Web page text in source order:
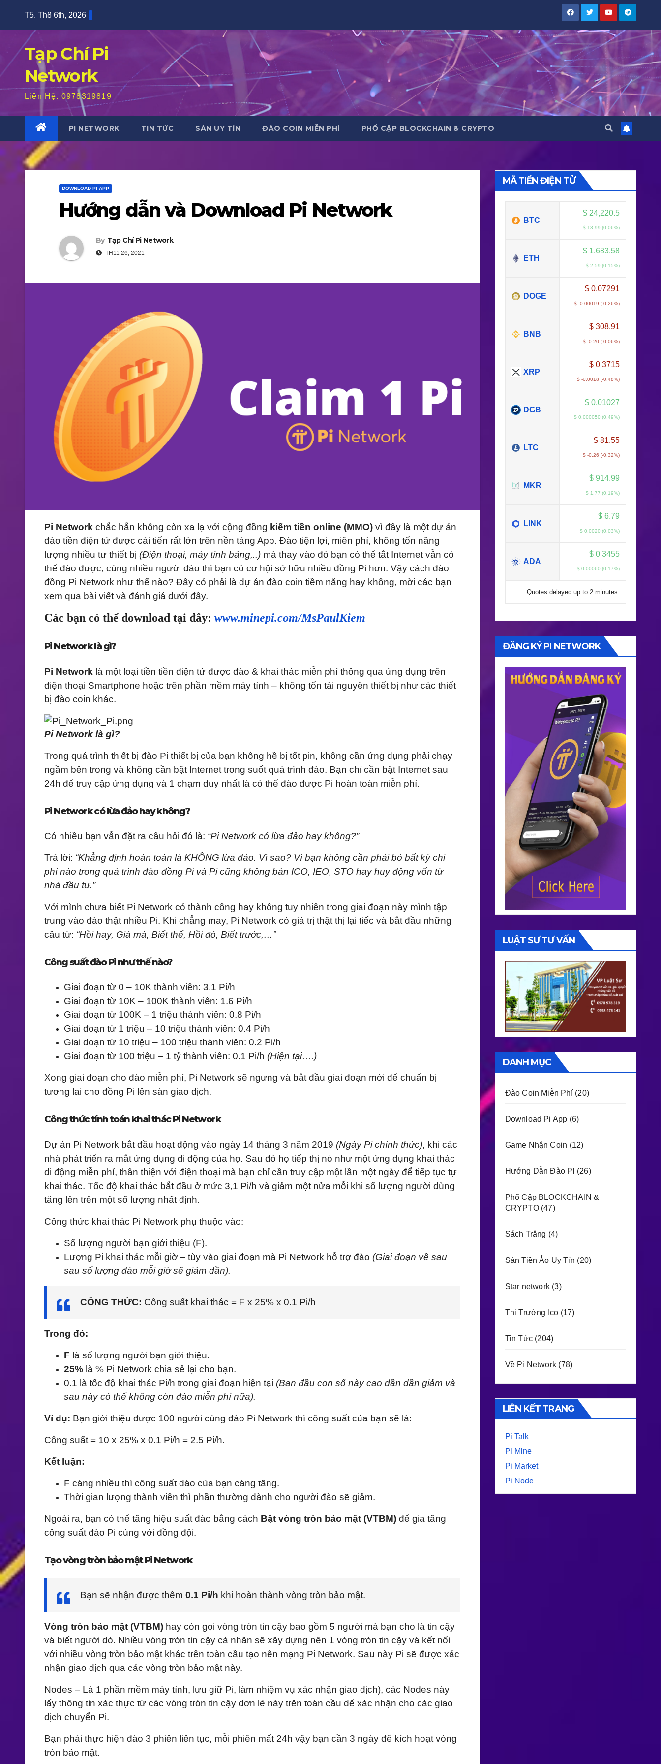
T5. Th8 6th, 2026
Tạp Chí Pi
Network
Liên Hệ: 0978319819
PI NETWORK TIN TỨC SÀN UY TÍN ĐÀO COIN MIỄN PHÍ PHỔ CẬP BLOCKCHAIN & CRYPTO
DOWNLOAD PI APP
Hướng dẫn và Download Pi Network
By Tạp Chí Pi Network
TH11 26, 2021
Pi Network chắc hẳn không còn xa lạ với cộng đồng kiếm tiền online (MMO) vì đây là một dự án
đào tiền điện tử được cải tiến rất lớn trên nền tảng App. Đào tiện lợi, miễn phí, không tốn năng
lượng nhiều tư thiết bị (Điện thoại, máy tính bảng,..) mà thay vào đó bạn có thể tắt Internet vẫn có
thể đào được, cùng nhiều người đào thì bạn có cơ hội sở hữu nhiều đồng Pi hơn. Vậy cách đào
đồng Pi Network như thế nào? Đây có phải là dự án đào coin tiềm năng hay không, mời các bạn
xem qua bài viết và đánh giá dưới đây.
Các bạn có thể download tại đây: www.minepi.com/MsPaulKiem
Pi Network là gì?
Pi Network là một loại tiền tiền điện tử được đào & khai thác miễn phí thông qua ứng dụng trên
điện thoại Smartphone hoặc trên phần mềm máy tính – không tốn tài nguyên thiết bị như các thiết
bị đào coin khác.
Pi Network là gì?
Trong quá trình thiết bị đào Pi thiết bị của bạn không hề bị tốt pin, không cần ứng dụng phải chạy
ngầm bên trong và không cần bật Internet trong suốt quá trình đào. Bạn chỉ cần bật Internet sau
24h để truy cập ứng dụng và 1 chạm duy nhất là có thể đào được Pi hoàn toàn miễn phí.
Pi Network có lừa đảo hay không?
Có nhiều bạn vẫn đặt ra câu hỏi đó là: “Pi Network có lừa đảo hay không?”
Trả lời: “Khẳng định hoàn toàn là KHÔNG lừa đảo. Vì sao? Vì bạn không cần phải bỏ bất kỳ chi
phí nào trong quá trình đào đồng Pi và Pi cũng không bán ICO, IEO, STO hay huy động vốn từ
nhà đầu tư.”
Với mình chưa biết Pi Network có thành công hay không tuy nhiên trong giai đoạn này mình tập
trung vào đào thật nhiều Pi. Khi chẳng may, Pi Network có giá trị thật thị lại tiếc và bắt đầu những
câu từ: “Hồi hay, Giá mà, Biết thế, Hồi đó, Biết trước,…”
Công suất đào Pi như thế nào?
Giai đoạn từ 0 – 10K thành viên: 3.1 Pi/h
Giai đoạn từ 10K – 100K thành viên: 1.6 Pi/h
Giai đoạn từ 100K – 1 triệu thành viên: 0.8 Pi/h
Giai đoạn từ 1 triệu – 10 triệu thành viên: 0.4 Pi/h
Giai đoạn từ 10 triệu – 100 triệu thành viên: 0.2 Pi/h
Giai đoạn từ 100 triệu – 1 tỷ thành viên: 0.1 Pi/h (Hiện tại….)
Xong giai đoạn cho đào miễn phí, Pi Network sẽ ngưng và bắt đầu giai đoạn mới để chuẩn bị
tương lai cho đồng Pi lên sàn giao dịch.
Công thức tính toán khai thác Pi Network
Dự án Pi Network bắt đầu hoạt động vào ngày 14 tháng 3 năm 2019 (Ngày Pi chính thức), khi các
nhà phát triển ra mắt ứng dụng di động của họ. Sau đó họ tiếp thị nó như một ứng dụng khai thác
di động miễn phí, thân thiện với điện thoại mà bạn chỉ cần truy cập một lần một ngày để tiếp tục tự
khai thác. Tốc độ khai thác bắt đầu ở mức 3,1 Pi/h và giảm một nửa mỗi khi số lượng người dùng
tăng lên trên một số lượng nhất định.
Công thức khai thác Pi Network phụ thuộc vào:
Số lượng người bạn giới thiệu (F).
Lượng Pi khai thác mỗi giờ – tùy vào giai đoạn mà Pi Network hỗ trợ đào (Giai đoạn về sau
sau số lượng đào mỗi giờ sẽ giảm dần).
CÔNG THỨC: Công suất khai thác = F x 25% x 0.1 Pi/h
Trong đó:
F là số lượng người bạn giới thiệu.
25% là % Pi Network chia sẻ lại cho bạn.
0.1 là tốc độ khai thác Pi/h trong giai đoạn hiện tại (Ban đầu con số này cao dần dần giảm và
sau này có thể không còn đào miễn phí nữa).
Ví dụ: Bạn giới thiệu được 100 người cùng đào Pi Network thì công suất của bạn sẽ là:
Công suất = 10 x 25% x 0.1 Pi/h = 2.5 Pi/h.
Kết luận:
F càng nhiều thì công suất đào của bạn càng tăng.
Thời gian lượng thành viên thì phần thường dành cho người đào sẽ giảm.
Ngoài ra, bạn có thể tăng hiệu suất đào bằng cách Bật vòng tròn bảo mật (VTBM) để gia tăng
công suất đào Pi cùng với đồng đội.
Tạo vòng tròn bảo mật Pi Network
Bạn sẽ nhận được thêm 0.1 Pi/h khi hoàn thành vòng tròn bảo mật.
Vòng tròn bảo mật (VTBM) hay còn gọi vòng tròn tin cậy bao gồm 5 người mà bạn cho là tin cậy
và biết người đó. Nhiều vòng tròn tin cậy cá nhân sẽ xây dựng nên 1 vòng tròn tin cậy và kết nối
với nhiều vòng tròn bảo mật khác trên toàn cầu tạo nên mạng Pi Network. Sau này Pi sẽ được xác
nhận giao dịch qua các vòng tròn bảo mật này.
Nodes – Là 1 phần mềm máy tính, lưu giữ Pi, làm nhiệm vụ xác nhận giao dịch), các Nodes này
lấy thông tin xác thực từ các vòng tròn tin cậy đơn lẻ này trên toàn cầu để xác nhận cho các giao
dịch chuyển Pi.
Bạn phải thực hiện đào 3 phiên liên tục, mỗi phiên mất 24h vậy bạn cần 3 ngày để kích hoạt vòng
tròn bảo mật.
MÃ TIỀN ĐIỆN TỬ
BTC
$ 24,220.5
$ 13.99 (0.06%)
ETH
$ 1,683.58
$ 2.59 (0.15%)
DOGE
$ 0.07291
$ -0.00019 (-0.26%)
BNB
$ 308.91
$ -0.20 (-0.06%)
XRP
$ 0.3715
$ -0.0018 (-0.48%)
DGB
$ 0.01027
$ 0.000050 (0.49%)
LTC
$ 81.55
$ -0.26 (-0.32%)
MKR
$ 914.99
$ 1.77 (0.19%)
LINK
$ 6.79
$ 0.0020 (0.03%)
ADA
$ 0.3455
$ 0.00060 (0.17%)
Quotes delayed up to 2 minutes.
ĐĂNG KÝ PI NETWORK
LUẬT SƯ TƯ VẤN
DANH MỤC
Đào Coin Miễn Phí(20)
Download Pi App (6)
Game Nhận Coin (12)
Hướng Dẫn Đào PI (26)
Phổ Cập BLOCKCHAIN &
CRYPTO(47)
Sách Trắng (4)
Sàn Tiền Ảo Uy Tín (20)
Star network(3)
Thị Trường Ico (17)
Tin Tức(204)
Về Pi Network (78)
LIÊN KẾT TRANG
Pi Talk
Pi Mine
Pi Market
Pi Node